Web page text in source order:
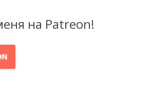
на Patreon!